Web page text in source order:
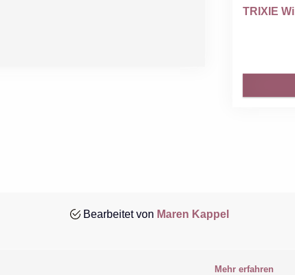
TRIXIE
Bearbeitet von Maren Kappel
Mehr erfahren